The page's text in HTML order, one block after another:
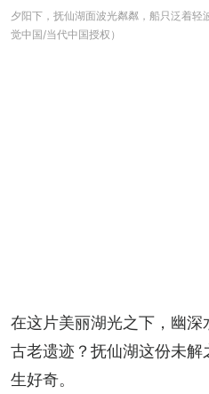
夕阳下，抚仙湖面波光粼粼，船只泛着
觉中国/当代中国授权）
在这片美丽湖光之下，幽
古老遗迹？抚仙湖这份未
生好奇。